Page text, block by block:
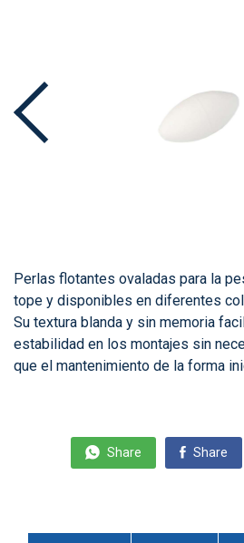
Perlas flotantes ovaladas para la
tope y disponibles en diferentes
Su textura blanda y sin memoria
estabilidad en los montajes sin
que el mantenimiento de la forma
Share Share